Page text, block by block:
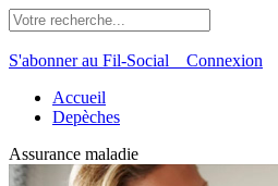
S'abonner au Fil-Social Connexion
Accueil
Depèches
Assurance maladie